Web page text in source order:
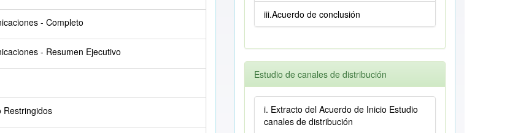
- Completo
- Resumen Ejecutivo
Restringidos
iii.Acuerdo de conclusión
Estudio de canales de distribución
i. Extracto del Acuerdo de Inicio Estudio
canales de distribución